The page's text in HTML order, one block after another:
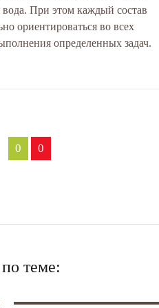
При этом каждый состав
ориентироваться во всех
определенных задач.
0 0
теме: